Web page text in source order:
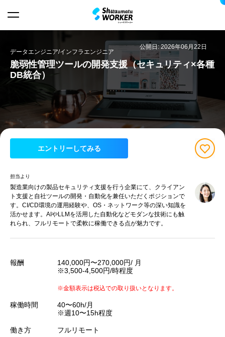
データエンジニア/インフラエンジニア
脆弱性管理ツールの開発支援（セキュリティ×各種
DB統合）
公開日: 2026年06月22日
エントリーしてみる
担当より
製造業向けの製品セキュリティ支援を行う企業にて、クライアン
ト支援と自社ツールの開発・自動化を兼任いただくポジションで
す。CI/CD環境の運用経験や、OS・ネットワーク等の深い知識を
活かせます。AIやLLMを活用した自動化などモダンな技術にも触
れられ、フルリモートで柔軟に稼働できる点が魅力です。
報酬
140,000円〜270,000円/ 月
※3,500-4,500円/時程度
※金額表示は税込での取り扱いとなります。
稼働時間
40〜60h/月
※週10〜15h程度
働き方 フルリモート